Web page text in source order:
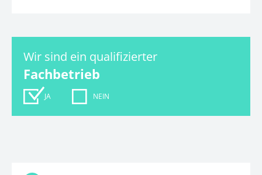
Wir sind ein qualifizierter
Fachbetrieb
JA NEIN